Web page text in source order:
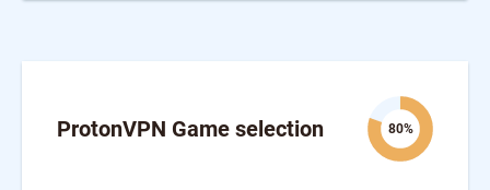
ProtonVPN Game selection 80%